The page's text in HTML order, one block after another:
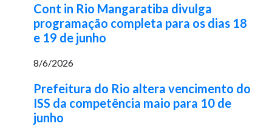
Cont in Rio Mangaratiba divulga
programação completa para os dias 18
e 19 de junho
8/6/2026
Prefeitura do Rio altera vencimento do
ISS da competência maio para 10 de
junho